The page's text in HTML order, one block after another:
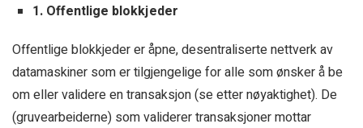
1. Offentlige blokkjeder
Offentlige blokkjeder er åpne, desentraliserte nettverk av
datamaskiner som er tilgjengelige for alle som ønsker å be
om eller validere en transaksjon (se etter nøyaktighet). De
(gruvearbeiderne) som validerer transaksjoner mottar